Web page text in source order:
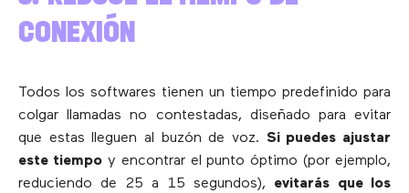
CONEXIÓN
Todos los softwares tienen un tiempo predefinido para
colgar llamadas no contestadas, diseñado para evitar
que estas lleguen al buzón de voz. Si puedes ajustar
este tiempoy encontrar el punto óptimo (por ejemplo,
reduciendo de 25 a 15 segundos), evitarás que los